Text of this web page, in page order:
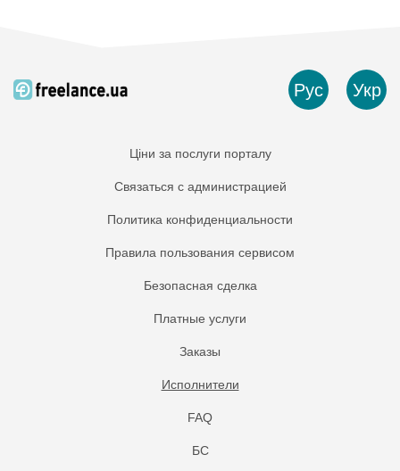
Рус Укр
Ціни за послуги порталу
Связаться с администрацией
Политика конфиденциальности
Правила пользования сервисом
Безопасная сделка
Платные услуги
Заказы
Исполнители
FAQ
БС